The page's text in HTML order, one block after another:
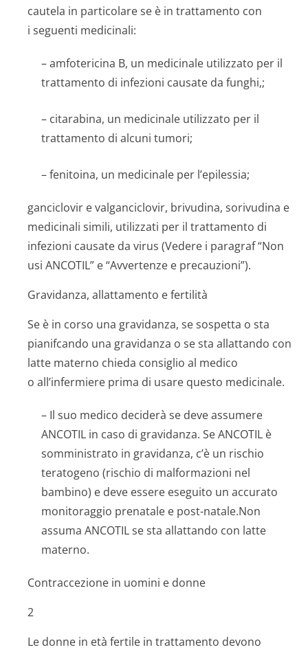
cautela in particolare se è in trattamento con
i seguenti medicinali:
– amfotericina B, un medicinale utilizzato per il
trattamento di infezioni causate da funghi,;
– citarabina, un medicinale utilizzato per il
trattamento di alcuni tumori;
– fenitoina, un medicinale per l’epilessia;
ganciclovir e valganciclovir, brivudina, sorivudina e
medicinali simili, utilizzati per il trattamento di
infezioni causate da virus (Vedere i paragraf “Non
usi ANCOTIL” e “Avvertenze e precauzioni”).
Gravidanza, allattamento e fertilità
Se è in corso una gravidanza, se sospetta o sta
pianifcando una gravidanza o se sta allattando con
latte materno chieda consiglio al medico
o all’infermiere prima di usare questo medicinale.
– Il suo medico deciderà se deve assumere
ANCOTIL in caso di gravidanza. Se ANCOTIL è
somministrato in gravidanza, c’è un rischio
teratogeno (rischio di malformazioni nel
bambino) e deve essere eseguito un accurato
monitoraggio prenatale e post-natale.Non
assuma ANCOTIL se sta allattando con latte
materno.
Contraccezione in uomini e donne
2
Le donne in età fertile in trattamento devono